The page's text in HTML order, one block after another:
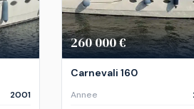
2001
260 000 €
Carnevali 160
Annee